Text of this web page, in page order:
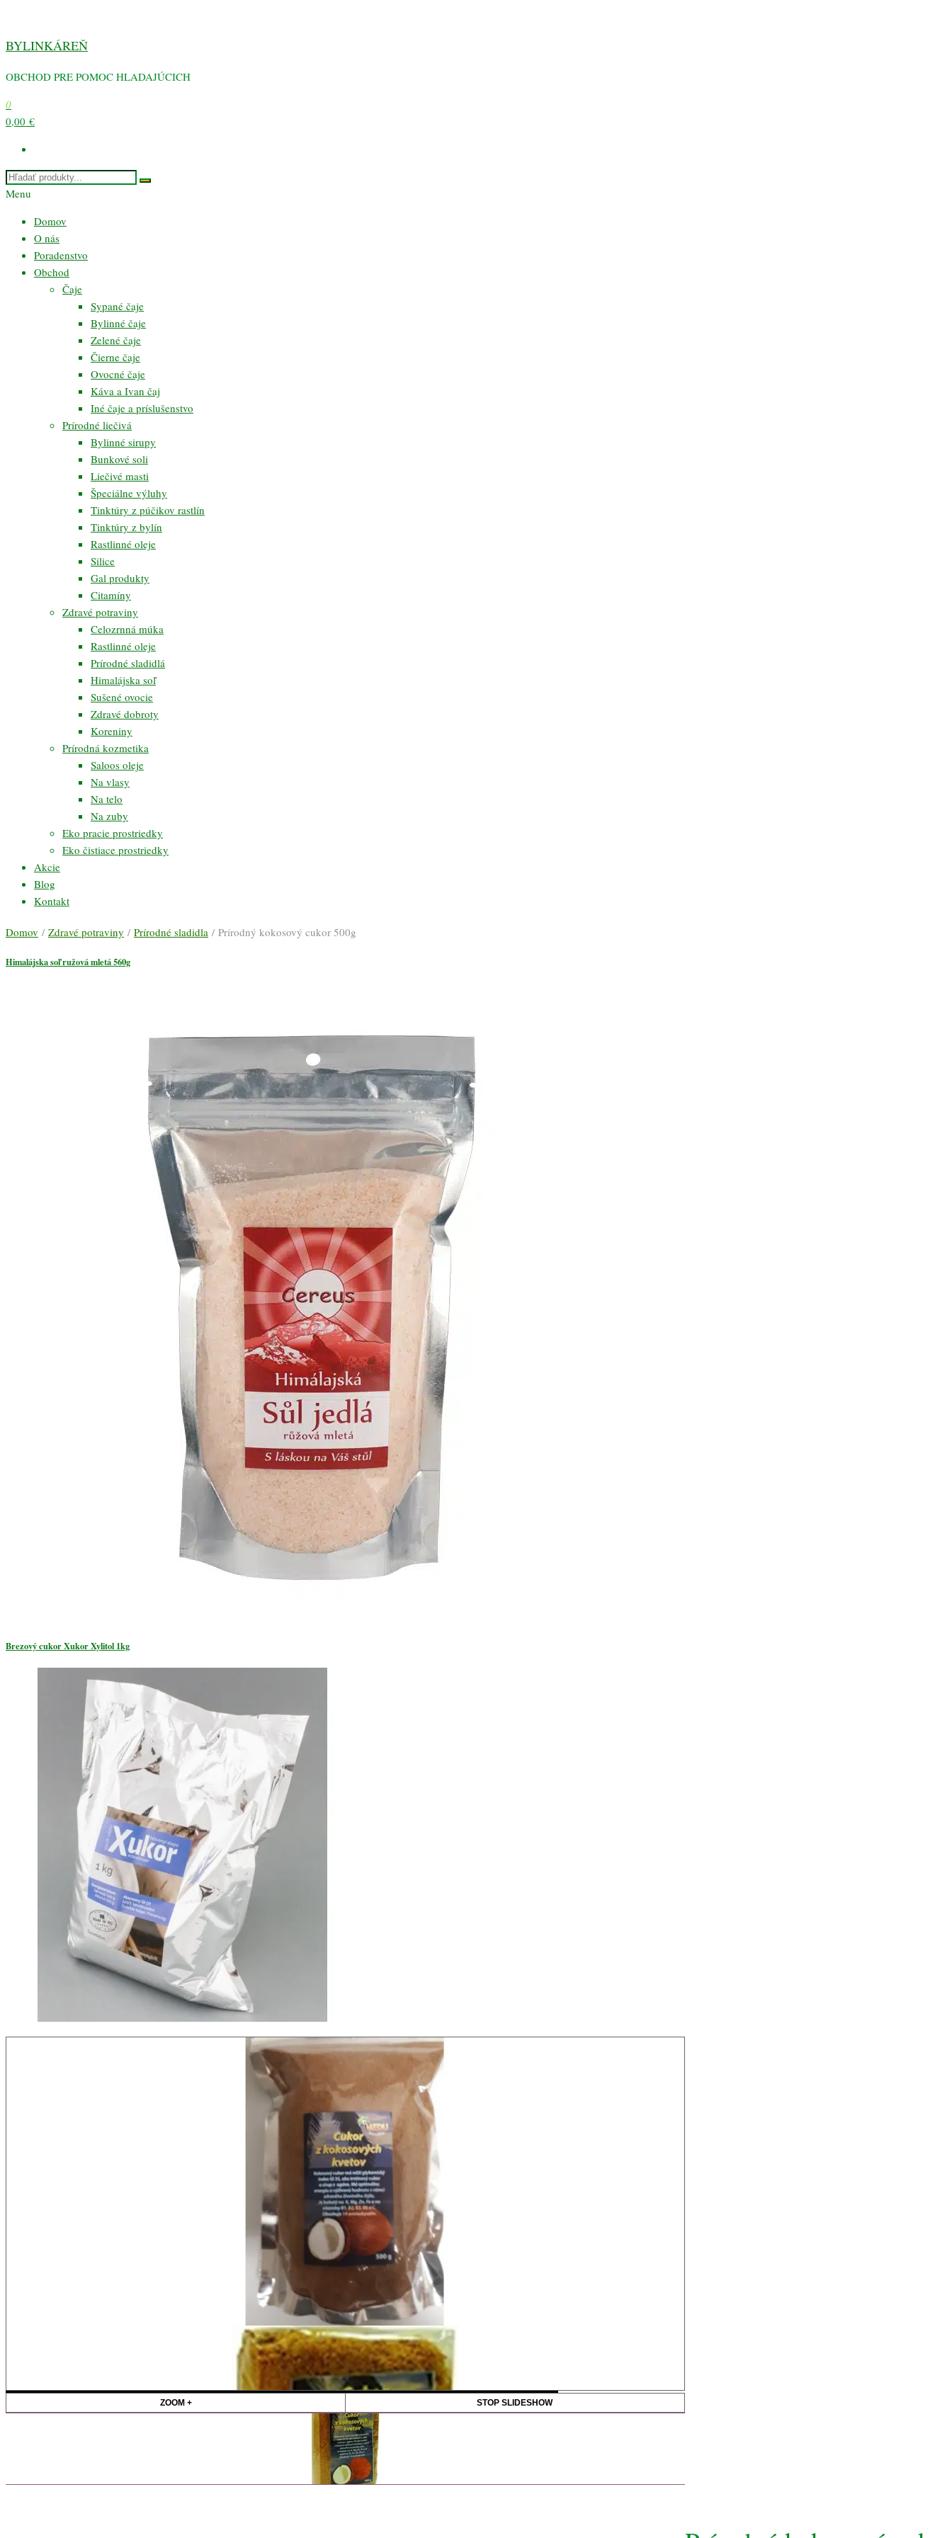
obsah
BYLINKÁREŇ
OBCHOD PRE POMOC HLADAJÚCICH
0
0,00 €
Menu
Domov
O nás
Poradenstvo
Obchod
Čaje
Sypané čaje
Bylinné čaje
Zelené čaje
Čierne čaje
Ovocné čaje
Káva a Ivan čaj
Iné čaje a príslušenstvo
Prírodné liečivá
Bylinné sirupy
Bunkové soli
Liečivé masti
Špeciálne výluhy
Tinktúry z púčikov rastlín
Tinktúry z bylín
Rastlinné oleje
Silice
Gal produkty
Citamíny
Zdravé potraviny
Celozrnná múka
Rastlinné oleje
Prírodné sladidlá
Himalájska soľ
Sušené ovocie
Zdravé dobroty
Koreniny
Prírodná kozmetika
Saloos oleje
Na vlasy
Na telo
Na zuby
Eko pracie prostriedky
Eko čistiace prostriedky
Akcie
Blog
Kontakt
Domov / Zdravé potraviny / Prírodné sladidla / Prírodný kokosový cukor 500g
Himalájska soľ ružová mletá 560g
Brezový cukor Xukor Xylitol 1kg
ZOOM + STOP SLIDESHOW